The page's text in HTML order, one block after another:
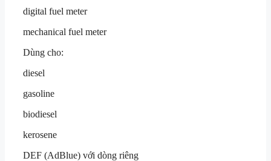
digital fuel meter
mechanical fuel meter
Dùng cho:
diesel
gasoline
biodiesel
kerosene
DEF (AdBlue) với dòng riêng